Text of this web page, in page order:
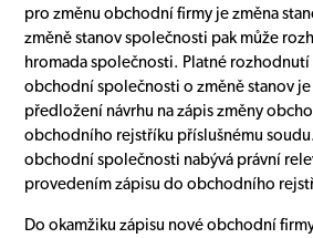
pro změnu obchodní firmy je změna
změně stanov společnosti pak může
hromada společnosti. Platné rozhodnutí
obchodní společnosti o změně stanov
předložení návrhu na zápis změny
obchodního rejstříku příslušnému
obchodní společnosti nabývá právní
provedením zápisu do obchodního
Do okamžiku zápisu nové obchodní